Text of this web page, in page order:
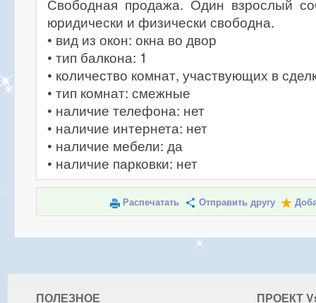
Свободная продажа. Один взрослый
юридически и физически свободна.
• вид из окон: окна во двор
• тип балкона: 1
• количество комнат, участвующих в
• тип комнат: смежные
• наличие телефона: нет
• наличие интернета: нет
• наличие мебели: да
• наличие парковки: нет
Распечатать Отправить другу
ПОЛЕЗНОЕ ПРОЕКТ V